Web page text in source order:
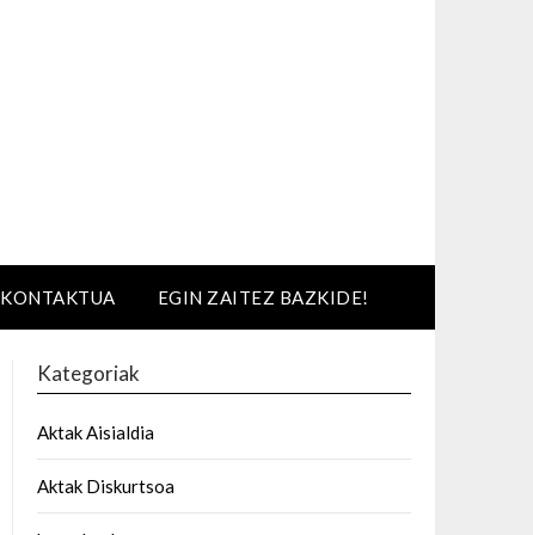
KONTAKTUA EGIN ZAITEZ BAZKIDE!
Kategoriak
Aktak Aisialdia
Aktak Diskurtsoa